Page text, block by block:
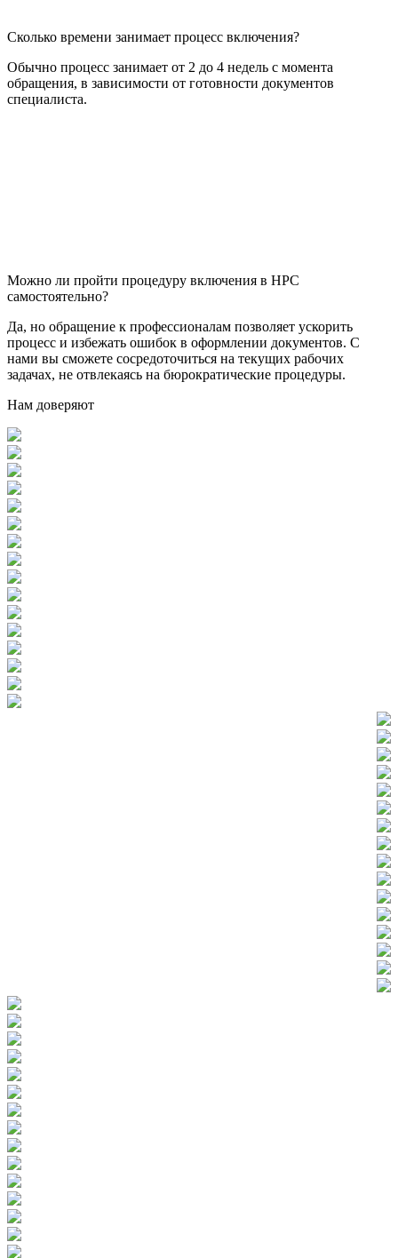
Сколько времени занимает процесс включения?
Обычно процесс занимает от 2 до 4 недель с момента
обращения, в зависимости от готовности документов
специалиста.
Можно ли пройти процедуру включения в НРС
самостоятельно?
Да, но обращение к профессионалам позволяет ускорить
процесс и избежать ошибок в оформлении документов. С
нами вы сможете сосредоточиться на текущих рабочих
задачах, не отвлекаясь на бюрократические процедуры.
Нам доверяют